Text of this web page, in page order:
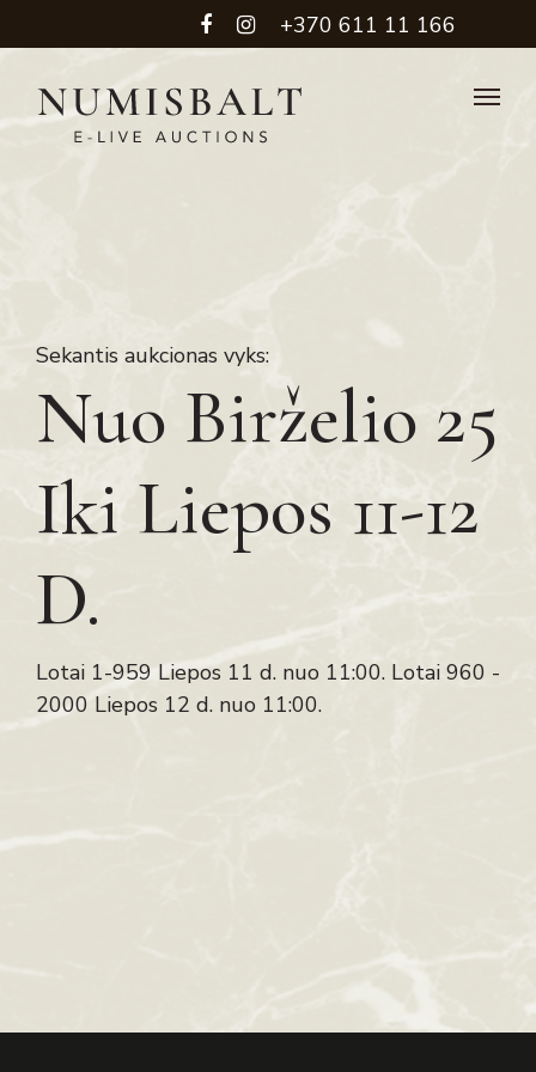
+370 611 11 166
Sekantis aukcionas vyks:
Nuo Birželio 25
Iki Liepos 11-12
D.
Lotai 1-959 Liepos 11 d. nuo 11:00. Lotai 960 -
2000 Liepos 12 d. nuo 11:00.